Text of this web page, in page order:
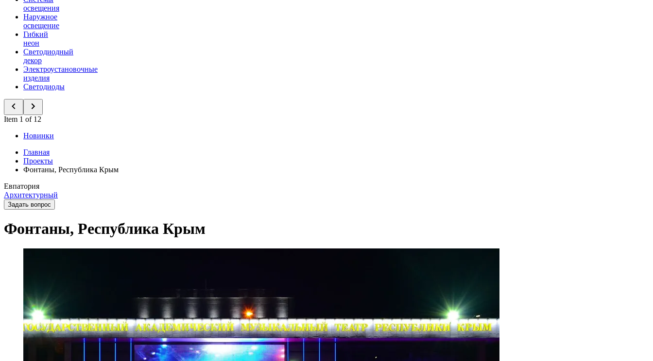
освещения
Наружное
освещение
Гибкий
неон
Светодиодный
декор
Электроустановочные
изделия
Светодиоды
Item 1 of 12
Новинки
Главная
Проекты
Фонтаны, Республика Крым
Евпатория
Архитектурный
Задать вопрос
Фонтаны, Республика Крым